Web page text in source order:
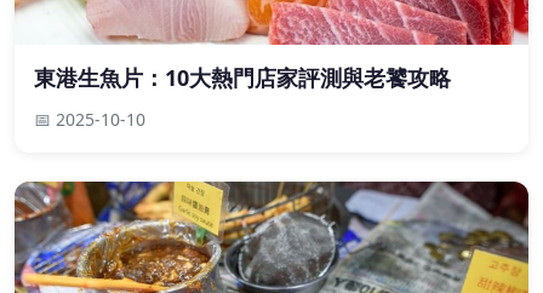
東港生魚片：10大熱門店家評測與老饕攻略
📅 2025-10-10